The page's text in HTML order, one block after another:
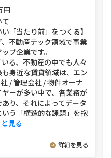
円
「当たり前」をつくる】
不動産テック領域で事業
プ企業です。
る、不動産の中でも人々
身近な賃貸領域は、エン
/ 管理会社 / 物件オーナ
ーが多い中で、各業務が
り、それによってデータ
う「構造的な課題」を抱
見る
詳細を見る